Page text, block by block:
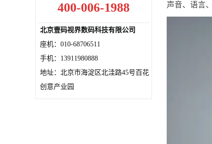
400-006-1988
北京壹码视界数码科技有限公司
座机：010-68706511
手机：13911980888
地址：北京市海淀区北洼路45号百花
创意产业园
声音、语言